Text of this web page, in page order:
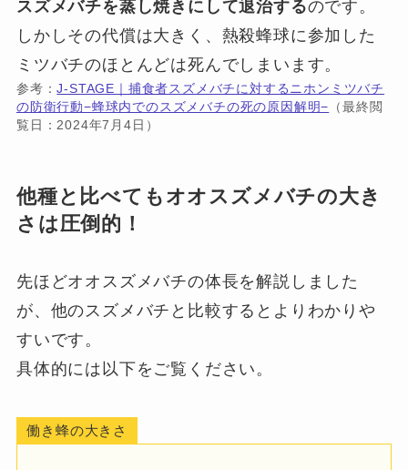
スズメバチを蒸し焼きにして退治するのです。
しかしその代償は大きく、熱殺蜂球に参加した
ミツバチのほとんどは死んでしまいます。
参考：J-STAGE｜捕食者スズメバチに対するニホンミツバチ
の防衛行動−蜂球内でのスズメバチの死の原因解明− （最終閲
覧日：2024年7月4日）
他種と比べてもオオスズメバチの大き
さは圧倒的！
先ほどオオスズメバチの体長を解説しました
が、他のスズメバチと比較するとよりわかりや
すいです。
具体的には以下をご覧ください。
働き蜂の大きさ